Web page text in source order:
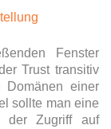
Fenster
Trust transitiv
Domänen einer
sollte man eine
der Zugriff auf